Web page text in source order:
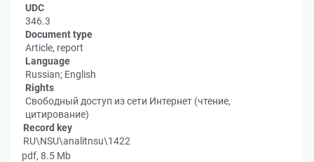
UDC
346.3
Document type
Article, report
Language
Russian; English
Rights
Свободный доступ из сети Интернет (чтение,
цитирование)
Record key
RU\NSU\analitnsu\1422
pdf, 8.5 Mb